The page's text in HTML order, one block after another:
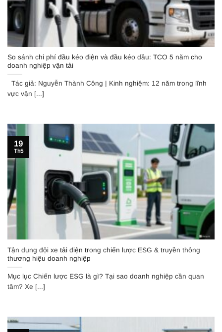
So sánh chi phí đầu kéo điện và đầu kéo dầu: TCO 5 năm cho
doanh nghiệp vận tải
Tác giả: Nguyễn Thành Công | Kinh nghiệm: 12 năm trong lĩnh
vực vận [...]
Tận dụng đội xe tải điện trong chiến lược ESG & truyền thông
thương hiệu doanh nghiệp
Mục lục Chiến lược ESG là gì? Tại sao doanh nghiệp cần quan
tâm? Xe [...]
19
Th5